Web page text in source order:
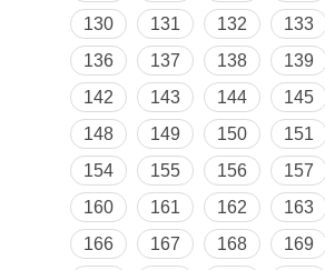
130
131 132 133
136
137 138 139
142
143 144 145
148
149 150 151
154
155 156 157
160
161 162 163
166
167 168 169